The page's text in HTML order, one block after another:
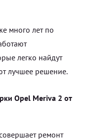
много лет по
легко найдут
лучшее решение.
Opel Meriva 2 от
ремонт